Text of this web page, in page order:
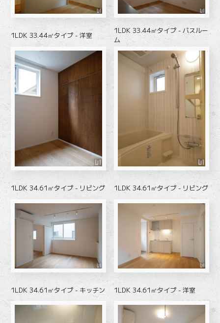
1LDK 33.44㎡タイプ - 洋室
1LDK 33.44㎡タイプ - バスルー
ム
1LDK 34.61㎡タイプ - リビング 1LDK 34.61㎡タイプ - リビング
1LDK 34.61㎡タイプ - キッチン 1LDK 34.61㎡タイプ - 洋室